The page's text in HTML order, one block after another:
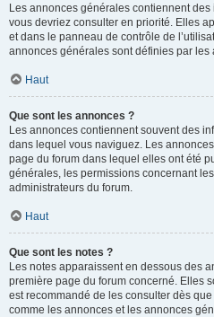
Les annonces générales contiennent
vous devriez consulter en priorité. Elles
et dans le panneau de contrôle de
annonces générales sont définies par les
Haut
Que sont les annonces ?
Les annonces contiennent souvent des
dans lequel vous naviguez. Les
page du forum dans lequel elles ont été
générales, les permissions concernant
administrateurs du forum.
Haut
Que sont les notes ?
Les notes apparaissent en dessous des
première page du forum concerné. Elles
est recommandé de les consulter dès
comme les annonces et les annonces